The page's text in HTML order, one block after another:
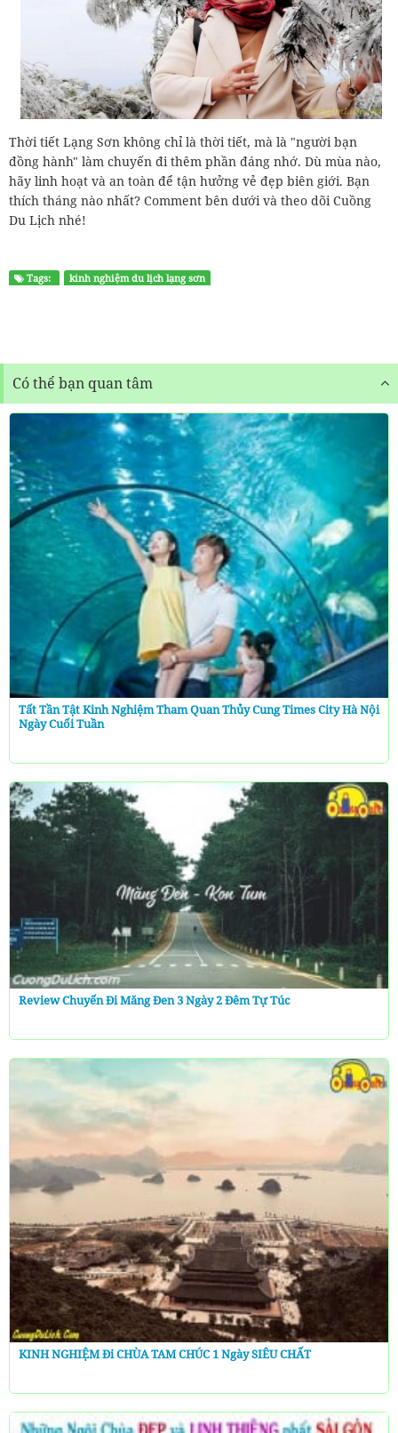
Thời tiết Lạng Sơn không chỉ là thời tiết, mà là "người bạn
đồng hành" làm chuyến đi thêm phần đáng nhớ. Dù mùa nào,
hãy linh hoạt và an toàn để tận hưởng vẻ đẹp biên giới. Bạn
thích tháng nào nhất? Comment bên dưới và theo dõi Cuồng
Du Lịch nhé!
Tags: kinh nghiệm du lịch lạng sơn
Có thể bạn quan tâm
Tất Tần Tật Kinh Nghiệm Tham Quan Thủy Cung Times City Hà Nội
Ngày Cuối Tuần
Review Chuyến Đi Măng Đen 3 Ngày 2 Đêm Tự Túc
KINH NGHIỆM Đi CHÙA TAM CHÚC 1 Ngày SIÊU CHẤT